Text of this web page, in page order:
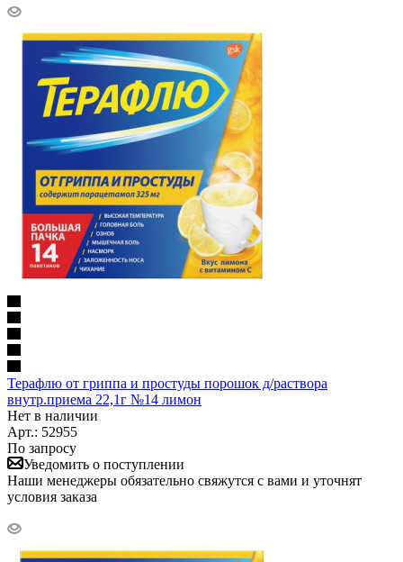
Терафлю от гриппа и простуды порошок д/раствора
внутр.приема 22,1г №14 лимон
Нет в наличии
Арт.: 52955
По запросу
Уведомить о поступлении
Наши менеджеры обязательно свяжутся с вами и уточнят
условия заказа